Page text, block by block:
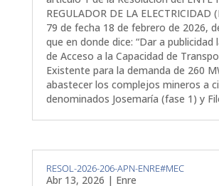
REGULADOR DE LA ELECTRICIDAD
79 de fecha 18 de febrero de 2026,
que en donde dice: “Dar a publicidad
de Acceso a la Capacidad de
Existente para la demanda de 260
abastecer los complejos mineros a
denominados Josemaría (fase 1) y
RESOL-2026-206-APN-ENRE#MEC
Abr 13, 2026 | Enre